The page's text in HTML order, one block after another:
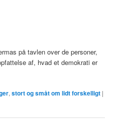
på tavlen over de personer,
af, hvad et demokrati er
,stort og småt om lidt forskelligt |